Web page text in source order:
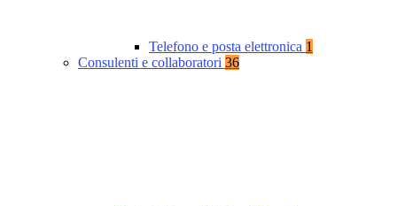
Telefono e posta elettronica 1
Consulenti e collaboratori 36